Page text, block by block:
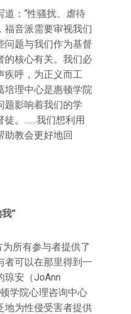
：“性骚扰、虐待
福音派需要审视我们
问题与我们作为基督
的核心有关。我们必
疾呼，为正义而工
培理中心是惠顿学院
题影响着我们的学
徒。……我们想利用
助教会更好地回
”
所有参与者提供了
者可以在那里得到一
琼安（JoAnn
学院心理咨询中心
地为性侵受害者提供